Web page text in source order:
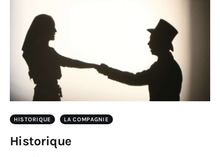
HISTORIQUE LA COMPAGNIE
Historique